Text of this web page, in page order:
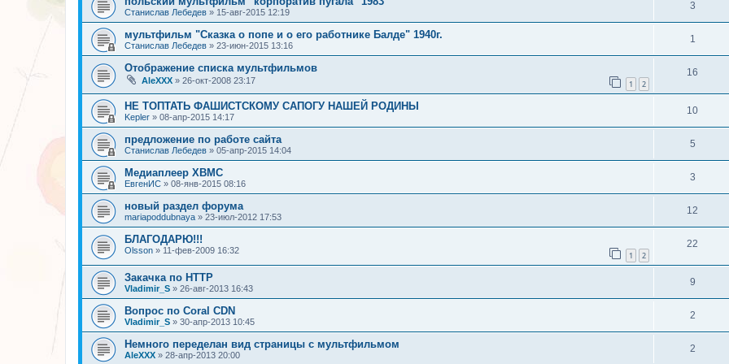
Станислав Лебедев » 15-авг-2015 12:19
3
мультфильм "Сказка о попе и о его работнике Балде" 1940г.
Станислав Лебедев » 23-июн-2015 13:16
1
Отображение списка мультфильмов
AleXXX » 26-окт-2008 23:17 1 2
16
НЕ ТОПТАТЬ ФАШИСТСКОМУ САПОГУ НАШЕЙ РОДИНЫ
Kepler » 08-апр-2015 14:17
10
предложение по работе сайта
Станислав Лебедев » 05-апр-2015 14:04
5
Медиаплеер XBMC
ЕвгенИС » 08-янв-2015 08:16
3
новый раздел форума
mariapoddubnaya » 23-июл-2012 17:53
12
БЛАГОДАРЮ!!!
Olsson » 11-фев-2009 16:32 1 2
22
Закачка по HTTP
Vladimir_S » 26-авг-2013 16:43
9
Вопрос по Coral CDN
Vladimir_S » 30-апр-2013 10:45
2
Немного переделан вид страницы с мультфильмом
AleXXX » 28-апр-2013 20:00
2